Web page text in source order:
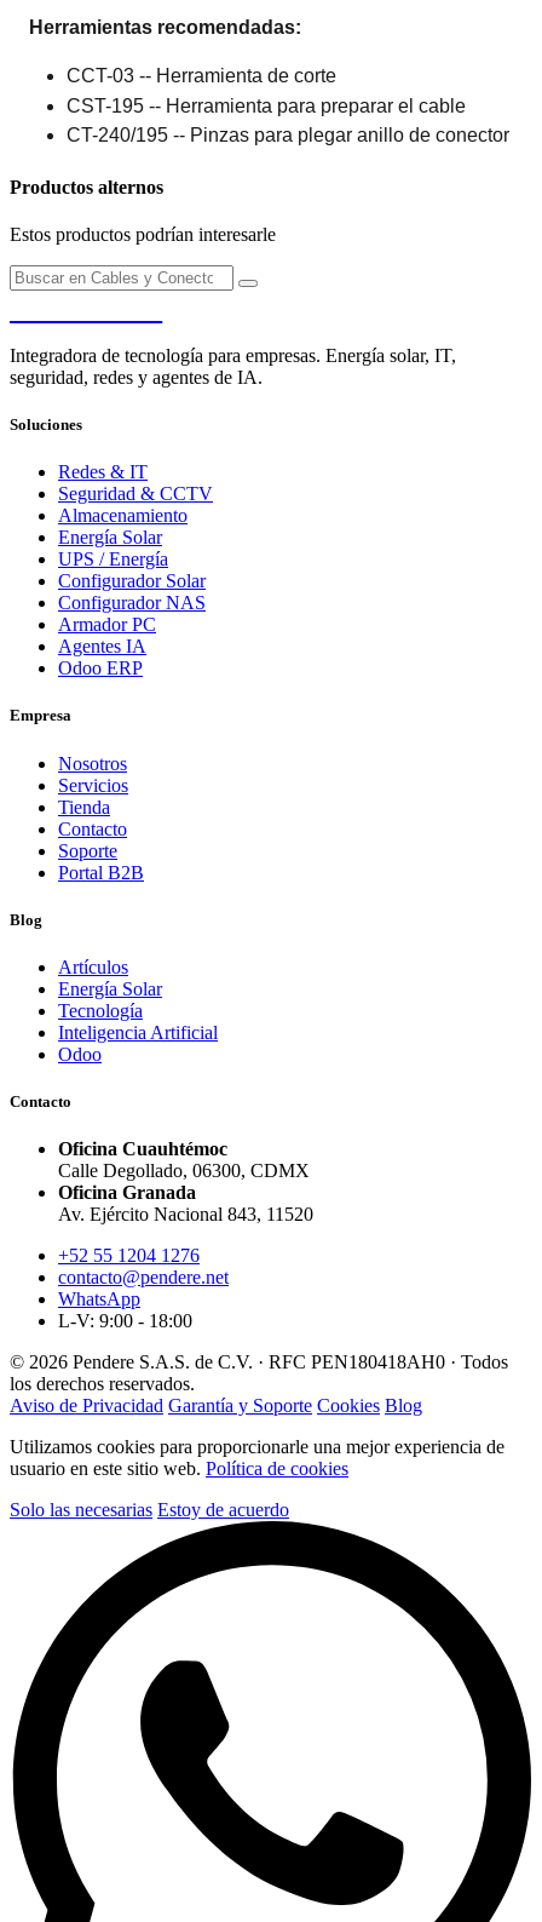
Herramientas recomendadas:
CCT-03 -- Herramienta de corte
CST-195 -- Herramienta para preparar el cable
CT-240/195 -- Pinzas para plegar anillo de conector
Productos alternos
Estos productos podrían interesarle
Integradora de tecnología para empresas. Energía solar, IT,
seguridad, redes y agentes de IA.
Soluciones
Redes & IT
Seguridad & CCTV
Almacenamiento
Energía Solar
UPS / Energía
Configurador Solar
Configurador NAS
Armador PC
Agentes IA
Odoo ERP
Empresa
Nosotros
Servicios
Tienda
Contacto
Soporte
Portal B2B
Blog
Artículos
Energía Solar
Tecnología
Inteligencia Artificial
Odoo
Contacto
Oficina Cuauhtémoc
Calle Degollado, 06300, CDMX
Oficina Granada
Av. Ejército Nacional 843, 11520
+52 55 1204 1276
contacto@pendere.net
WhatsApp
L-V: 9:00 - 18:00
© 2026 Pendere S.A.S. de C.V. · RFC PEN180418AH0 · Todos
los derechos reservados.
Aviso de Privacidad Garantía y Soporte Cookies Blog
Utilizamos cookies para proporcionarle una mejor experiencia de
usuario en este sitio web. Política de cookies
Solo las necesarias Estoy de acuerdo